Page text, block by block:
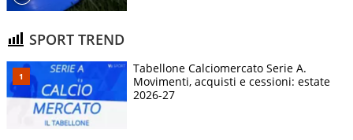
SPORT TREND
Tabellone Calciomercato Serie A.
Movimenti, acquisti e cessioni: estate
2026-27